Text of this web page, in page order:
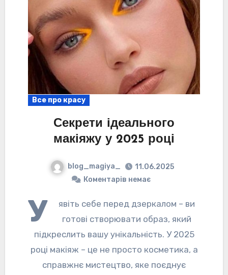
Все про красу
Секрети ідеального
макіяжу у 2025 році
blog_magiya_
11.06.2025
Коментарів немає
У
явіть себе перед дзеркалом – ви
готові створювати образ, який
підкреслить вашу унікальність. У 2025
році макіяж – це не просто косметика, а
справжнє мистецтво, яке поєднує